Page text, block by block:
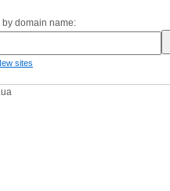
by domain name:
sites